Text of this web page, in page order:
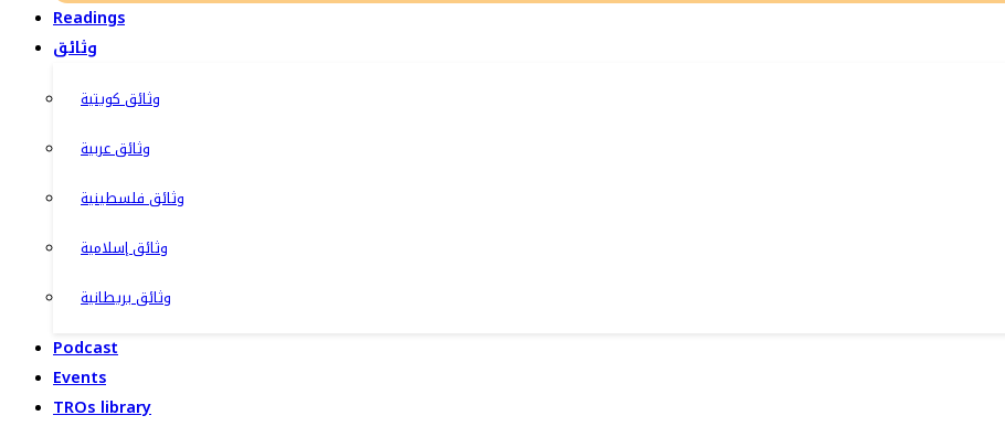
Readings
وثائق
وثائق كويتية
وثائق عربية
وثائق فلسطينية
وثائق إسلامية
وثائق بريطانية
Podcast
Events
TROs library